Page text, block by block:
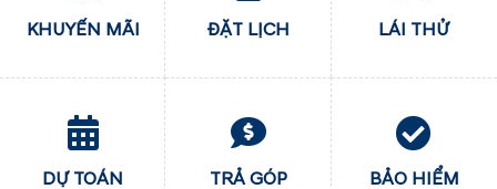
KHUYẾN MÃI ĐẶT LỊCH LÁI THỬ
DỰ TOÁN TRẢ GÓP BẢO HIỂM